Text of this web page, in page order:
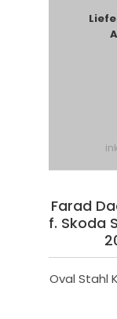
Farad
f. Skoda
Oval Stahl